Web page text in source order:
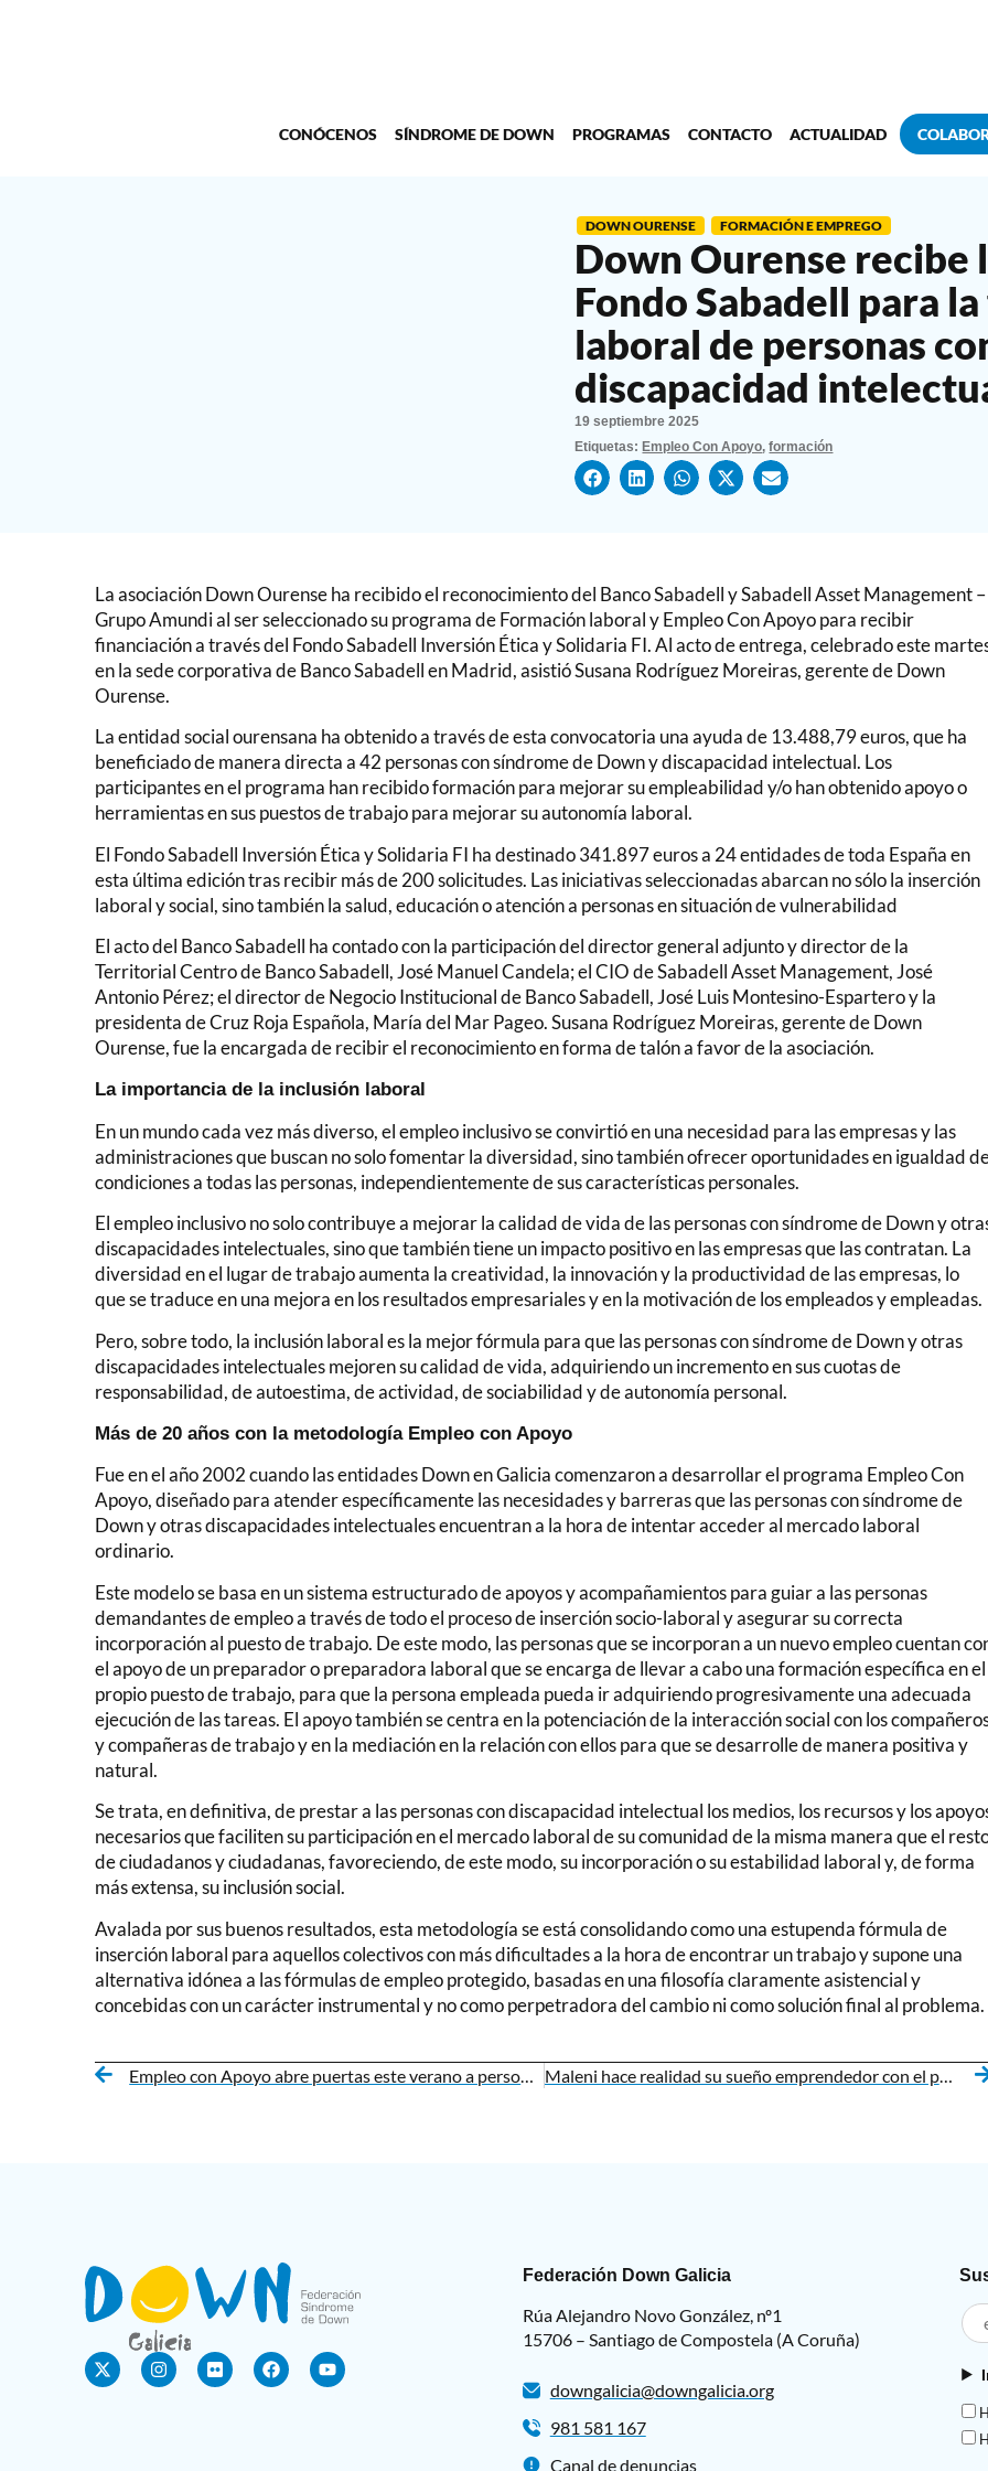
CONÓCENOS SÍNDROME DE DOWN PROGRAMAS CONTACTO ACTUALIDAD
DOWN OURENSE FORMACIÓN E EMPREGO
Down Ourense recibe
Fondo Sabadell para
laboral de personas
discapacidad
19 septiembre 2025
Etiquetas: Empleo Con Apoyo,formación
La asociación Down Ourense ha recibido el reconocimiento del Banco Sabadell y Sabadell Asset Management –
Grupo Amundi al ser seleccionado su programa de Formación laboral y Empleo Con Apoyo para recibir
financiación a través del Fondo Sabadell Inversión Ética y Solidaria FI. Al acto de entrega, celebrado este
en la sede corporativa de Banco Sabadell en Madrid, asistió Susana Rodríguez Moreiras, gerente de Down
Ourense.
La entidad social ourensana ha obtenido a través de esta convocatoria una ayuda de 13.488,79 euros, que ha
beneficiado de manera directa a 42 personas con síndrome de Down y discapacidad intelectual. Los
participantes en el programa han recibido formación para mejorar su empleabilidad y/o han obtenido apoyo o
herramientas en sus puestos de trabajo para mejorar su autonomía laboral.
El Fondo Sabadell Inversión Ética y Solidaria FI ha destinado 341.897 euros a 24 entidades de toda España en
esta última edición tras recibir más de 200 solicitudes. Las iniciativas seleccionadas abarcan no sólo la inserción
laboral y social, sino también la salud, educación o atención a personas en situación de vulnerabilidad
El acto del Banco Sabadell ha contado con la participación del director general adjunto y director de la
Territorial Centro de Banco Sabadell, José Manuel Candela; el CIO de Sabadell Asset Management, José
Antonio Pérez; el director de Negocio Institucional de Banco Sabadell, José Luis Montesino-Espartero y la
presidenta de Cruz Roja Española, María del Mar Pageo. Susana Rodríguez Moreiras, gerente de Down
Ourense, fue la encargada de recibir el reconocimiento en forma de talón a favor de la asociación.
La importancia de la inclusión laboral
En un mundo cada vez más diverso, el empleo inclusivo se convirtió en una necesidad para las empresas y las
administraciones que buscan no solo fomentar la diversidad, sino también ofrecer oportunidades en igualdad
condiciones a todas las personas, independientemente de sus características personales.
El empleo inclusivo no solo contribuye a mejorar la calidad de vida de las personas con síndrome de Down y
discapacidades intelectuales, sino que también tiene un impacto positivo en las empresas que las contratan. La
diversidad en el lugar de trabajo aumenta la creatividad, la innovación y la productividad de las empresas, lo
que se traduce en una mejora en los resultados empresariales y en la motivación de los empleados y empleadas.
Pero, sobre todo, la inclusión laboral es la mejor fórmula para que las personas con síndrome de Down y otras
discapacidades intelectuales mejoren su calidad de vida, adquiriendo un incremento en sus cuotas de
responsabilidad, de autoestima, de actividad, de sociabilidad y de autonomía personal.
Más de 20 años con la metodología Empleo con Apoyo
Fue en el año 2002 cuando las entidades Down en Galicia comenzaron a desarrollar el programa Empleo Con
Apoyo, diseñado para atender específicamente las necesidades y barreras que las personas con síndrome de
Down y otras discapacidades intelectuales encuentran a la hora de intentar acceder al mercado laboral
ordinario.
Este modelo se basa en un sistema estructurado de apoyos y acompañamientos para guiar a las personas
demandantes de empleo a través de todo el proceso de inserción socio-laboral y asegurar su correcta
incorporación al puesto de trabajo. De este modo, las personas que se incorporan a un nuevo empleo cuentan
el apoyo de un preparador o preparadora laboral que se encarga de llevar a cabo una formación específica en el
propio puesto de trabajo, para que la persona empleada pueda ir adquiriendo progresivamente una adecuada
ejecución de las tareas. El apoyo también se centra en la potenciación de la interacción social con los
y compañeras de trabajo y en la mediación en la relación con ellos para que se desarrolle de manera positiva y
natural.
Se trata, en definitiva, de prestar a las personas con discapacidad intelectual los medios, los recursos y los
necesarios que faciliten su participación en el mercado laboral de su comunidad de la misma manera que el
de ciudadanos y ciudadanas, favoreciendo, de este modo, su incorporación o su estabilidad laboral y, de forma
más extensa, su inclusión social.
Avalada por sus buenos resultados, esta metodología se está consolidando como una estupenda fórmula de
inserción laboral para aquellos colectivos con más dificultades a la hora de encontrar un trabajo y supone una
alternativa idónea a las fórmulas de empleo protegido, basadas en una filosofía claramente asistencial y
concebidas con un carácter instrumental y no como perpetradora del cambio ni como solución final al problema.
Maleni hace realidad su sueño emprendedor con el proyecto Lamandala
Federación Down Galicia
Rúa Alejandro Novo González, nº1
15706 – Santiago de Compostela (A Coruña)
downgalicia@downgalicia.org
981 581 167
Canal de denuncias